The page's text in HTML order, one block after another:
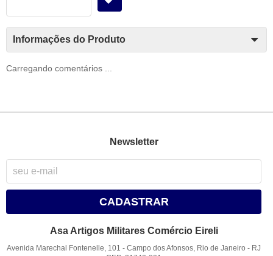
Informações do Produto
Carregando comentários ...
Newsletter
CADASTRAR
Asa Artigos Militares Comércio Eireli
Avenida Marechal Fontenelle, 101 -Campo dos Afonsos, Rio de Janeiro - RJ